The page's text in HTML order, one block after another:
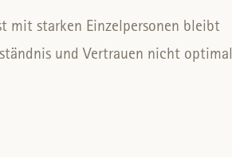
mit starken Einzelpersonen bleibt
und Vertrauen nicht optimal